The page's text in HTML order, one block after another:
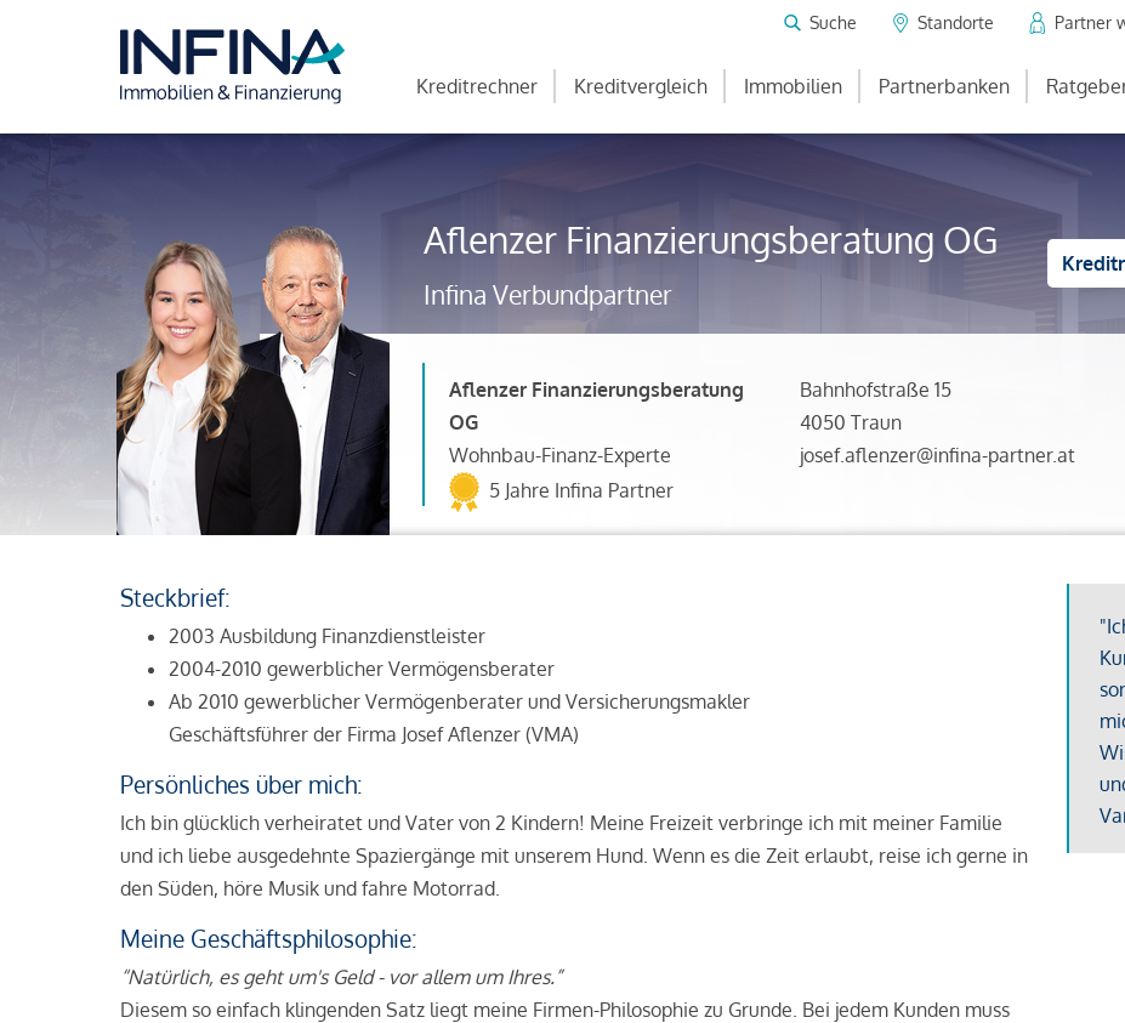
Suche Standorte Partner
Kreditrechner Kreditvergleich Immobilien Partnerbanken
Aflenzer Finanzierungsberatung OG
Infina Verbundpartner
Aflenzer Finanzierungsberatung
OG
Wohnbau-Finanz-Experte
5 Jahre Infina Partner
Bahnhofstraße 15
4050 Traun
josef.aflenzer@infina-partner.at
Steckbrief:
2003 Ausbildung Finanzdienstleister
2004-2010 gewerblicher Vermögensberater
Ab 2010 gewerblicher Vermögenberater und Versicherungsmakler
Geschäftsführer der Firma Josef Aflenzer (VMA)
Persönliches über mich:
Ich bin glücklich verheiratet und Vater von 2 Kindern! Meine Freizeit verbringe ich mit meiner Familie
und ich liebe ausgedehnte Spaziergänge mit unserem Hund. Wenn es die Zeit erlaubt, reise ich gerne in
den Süden, höre Musik und fahre Motorrad.
Meine Geschäftsphilosophie:
“Natürlich, es geht um's Geld - vor allem um Ihres.”
Diesem so einfach klingenden Satz liegt meine Firmen-Philosophie zu Grunde. Bei jedem Kunden muss